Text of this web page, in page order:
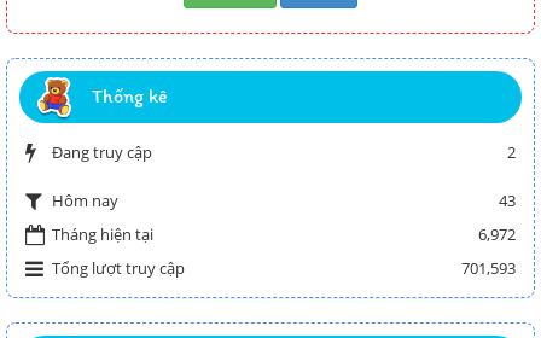
Thống kê
Đang truy cập 2
Hôm nay
43
Tháng hiện tại
6,972
Tổng lượt truy cập
701,593